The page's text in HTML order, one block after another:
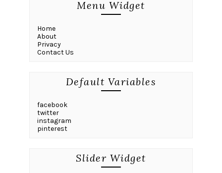
Menu Widget
Home
About
Privacy
Contact Us
Default Variables
facebook
twitter
instagram
pinterest
Slider Widget